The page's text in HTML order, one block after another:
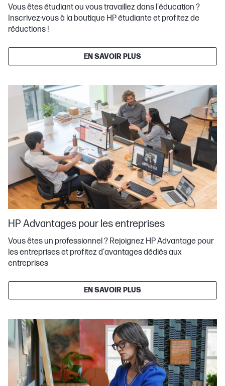
Vous êtes étudiant ou vous travaillez dans l'éducation ?
Inscrivez-vous à la boutique HP étudiante et profitez de
réductions !
EN SAVOIR PLUS
HP Advantages pour les entreprises
Vous êtes un professionnel ? Rejoignez HP Advantage pour
les entreprises et profitez d'avantages dédiés aux
entreprises
EN SAVOIR PLUS